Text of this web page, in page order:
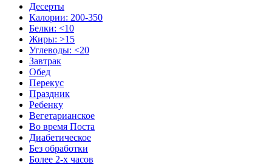
Десерты
Калории: 200-350
Белки: <10
Жиры: >15
Углеводы: <20
Завтрак
Обед
Перекус
Праздник
Ребенку
Вегетарианское
Во время Поста
Диабетическое
Без обработки
Более 2-х часов